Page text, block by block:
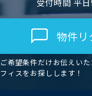
受付時間 平
物件リ
ご希望条件だけお伝えい
フィスをお探しします！